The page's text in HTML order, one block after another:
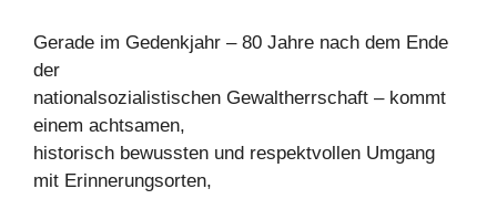
Gerade im Gedenkjahr – 80 Jahre nach dem Ende
der
nationalsozialistischen Gewaltherrschaft – kommt
einem achtsamen,
historisch bewussten und respektvollen Umgang
mit Erinnerungsorten,